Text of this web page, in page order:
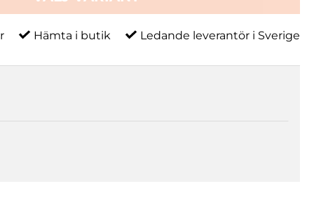
Hämta i butik Ledande leverantör i Sverige